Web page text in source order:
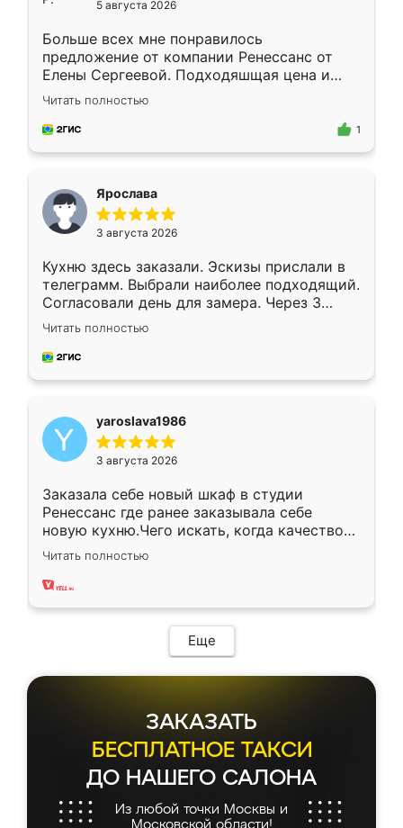
5 августа 2026
Больше всех мне понравилось
предложение от компании Ренессанс от
Елены Сергеевой. Подходяшщая цена и
короткие сроки изготовления. Приехавший
для замера сотрудник Владислав
предложил по моему эскизу самый
Читать полностью
1
Ярослава
3 августа 2026
Кухню здесь заказали. Эскизы прислали в
телеграмм. Выбрали наиболее подходящий.
Согласовали день для замера. Через 3
недели кухня была уже готова. Остались
довольны работой. Спасибо Ренессанс
мебель за качественную работу!
Читать полностью
yaroslava1986
3 августа 2026
Заказала себе новый шкаф в студии
Ренессанс где ранее заказывала себе
новую кухню.Чего искать, когда качеством
вполне довольна. Служит кухня уже почти
два года, нареканий нет.
Читать полностью
Еще
ЗАКАЗАТЬ
БЕСПЛАТНОЕ ТАКСИ
ДО НАШЕГО САЛОНА
Из любой точки Москвы и
Московской области!